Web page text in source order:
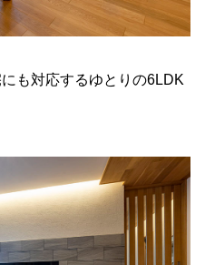
も対応するゆとりの6LDK